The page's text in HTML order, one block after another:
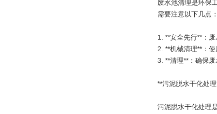
废水池清理是环保
需要注意以下几点
1. **安全先行**：
2. **机械清理**：
3. **清理**：确保
**污泥脱水干化处
污泥脱水干化处理